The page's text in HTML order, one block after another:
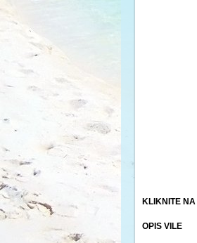
KLIKNITE NA
OPIS VILE